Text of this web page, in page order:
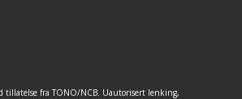
tillatelse fra TONO/NCB. Uautorisert lenking,